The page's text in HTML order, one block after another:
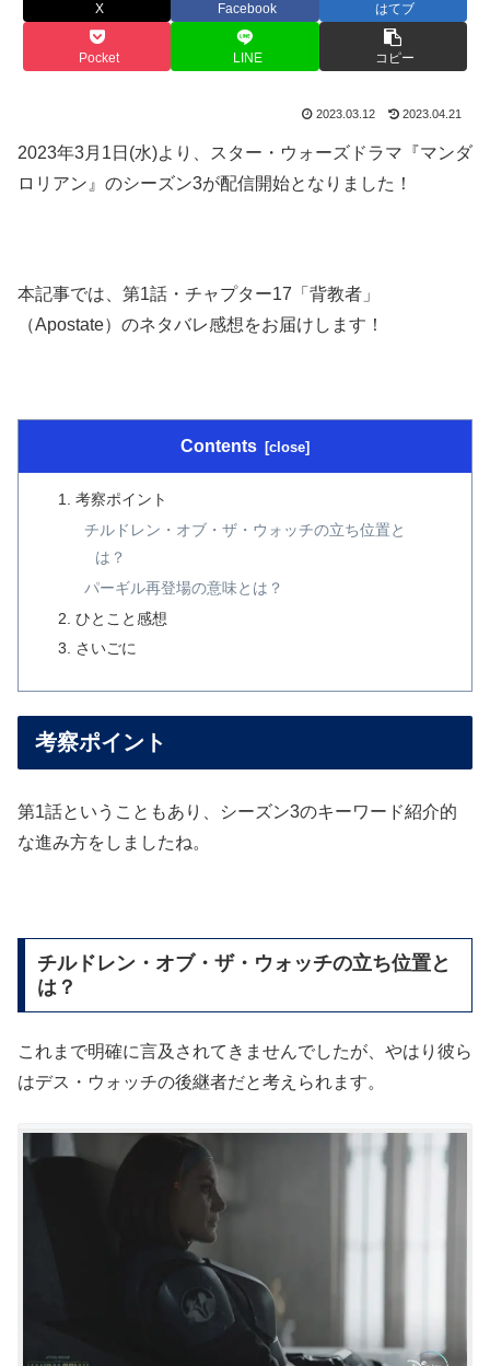
X Facebook はてブ
Pocket LINE コピー
2023.03.12 2023.04.21
2023年3月1日(水)より、スター・ウォーズドラマ『マンダ
ロリアン』のシーズン3が配信開始となりました！
本記事では、第1話・チャプター17「背教者」
（Apostate）のネタバレ感想をお届けします！
Contents
考察ポイント
チルドレン・オブ・ザ・ウォッチの立ち位置と
は？
パーギル再登場の意味とは？
ひとこと感想
さいごに
考察ポイント
第1話ということもあり、シーズン3のキーワード紹介的
な進み方をしましたね。
チルドレン・オブ・ザ・ウォッチの立ち位置と
は？
これまで明確に言及されてきませんでしたが、やはり彼ら
はデス・ウォッチの後継者だと考えられます。